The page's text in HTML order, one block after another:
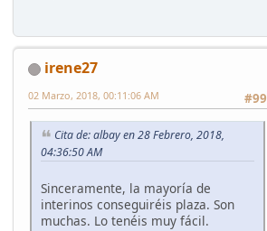
irene27
#99
02 Marzo, 2018, 00:11:06 AM
Cita de: albay en 28 Febrero, 2018,
04:36:50 AM
Sinceramente, la mayoría de
interinos conseguiréis plaza. Son
muchas. Lo tenéis muy fácil.